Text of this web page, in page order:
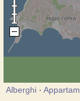
Alberghi·